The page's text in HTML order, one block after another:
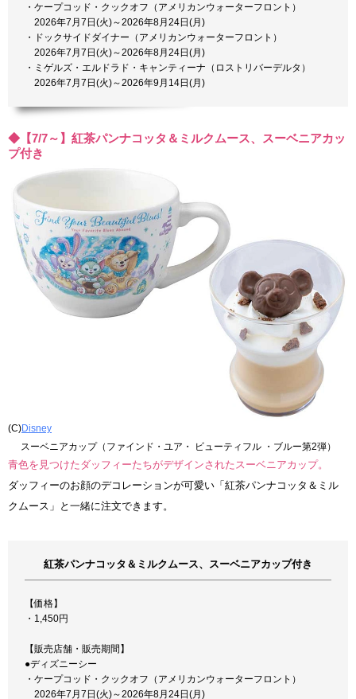
・ケープコッド・クックオフ（アメリカンウォーターフロント）
2026年7月7日(火)～2026年8月24日(月)
・ドックサイドダイナー（アメリカンウォーターフロント）
2026年7月7日(火)～2026年8月24日(月)
・ミゲルズ・エルドラド・キャンティーナ（ロストリバーデルタ）
2026年7月7日(火)～2026年9月14日(月)
◆【7/7～】紅茶パンナコッタ＆ミルクムース、スーベニアカッ
プ付き
(C)Disney
スーベニアカップ（ファインド・ユア・ ビューティフル ・ブルー第2弾）
青色を見つけたダッフィーたちがデザインされたスーベニアカップ。
ダッフィーのお顔のデコレーションが可愛い「紅茶パンナコッタ＆ミル
クムース」と一緒に注文できます。
紅茶パンナコッタ＆ミルクムース、スーベニアカップ付き
【価格】
・1,450円
【販売店舗・販売期間】
●ディズニーシー
・ケープコッド・クックオフ（アメリカンウォーターフロント）
2026年7月7日(火)～2026年8月24日(月)